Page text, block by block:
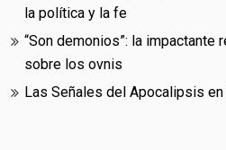
la política y la fe
“Son demonios”: la impactante
sobre los ovnis
Las Señales del Apocalipsis en